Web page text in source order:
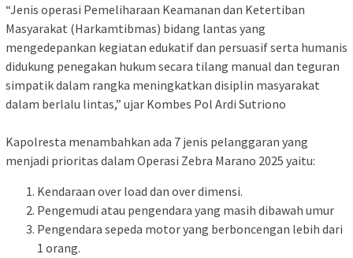
“Jenis operasi Pemeliharaan Keamanan dan Ketertiban
Masyarakat (Harkamtibmas) bidang lantas yang
mengedepankan kegiatan edukatif dan persuasif serta humanis
didukung penegakan hukum secara tilang manual dan teguran
simpatik dalam rangka meningkatkan disiplin masyarakat
dalam berlalu lintas,” ujar Kombes Pol Ardi Sutriono
Kapolresta menambahkan ada 7 jenis pelanggaran yang
menjadi prioritas dalam Operasi Zebra Marano 2025 yaitu:
Kendaraan over load dan over dimensi.
Pengemudi atau pengendara yang masih dibawah umur
Pengendara sepeda motor yang berboncengan lebih dari
1 orang.